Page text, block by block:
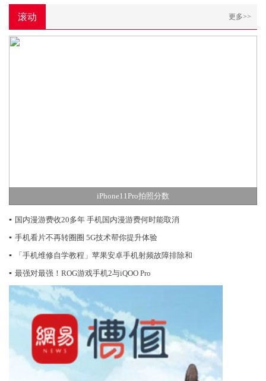
滚动 更多>>
iPhone11Pro拍照分数
▪ 国内漫游费收20多年 手机国内漫游费何时能取消
▪ 手机看片不再转圈圈 5G技术帮你提升体验
▪
「手机维修自学教程」苹果安卓手机射频故障排除和
▪ 最强对最强！ROG游戏手机2与iQOO Pro